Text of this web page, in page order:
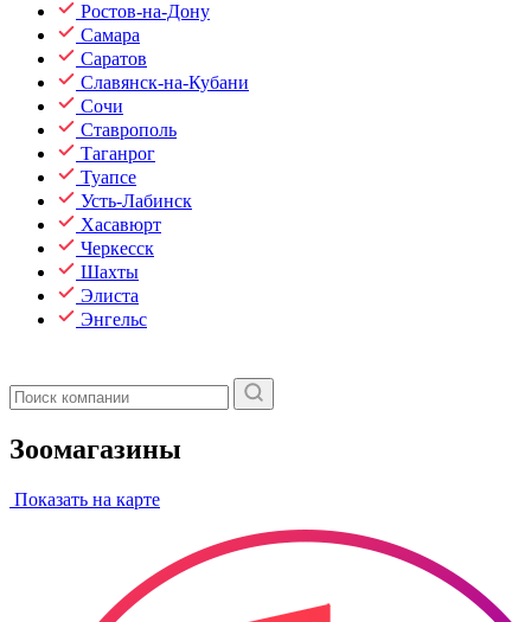
Ростов-на-Дону
Самара
Саратов
Славянск-на-Кубани
Сочи
Ставрополь
Таганрог
Туапсе
Усть-Лабинск
Хасавюрт
Черкесск
Шахты
Элиста
Энгельс
Зоомагазины
Показать на карте